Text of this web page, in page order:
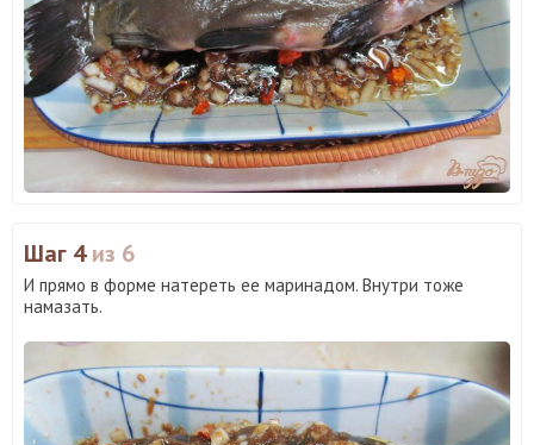
Шаг 4из 6
И прямо в форме натереть ее маринадом. Внутри тоже
намазать.